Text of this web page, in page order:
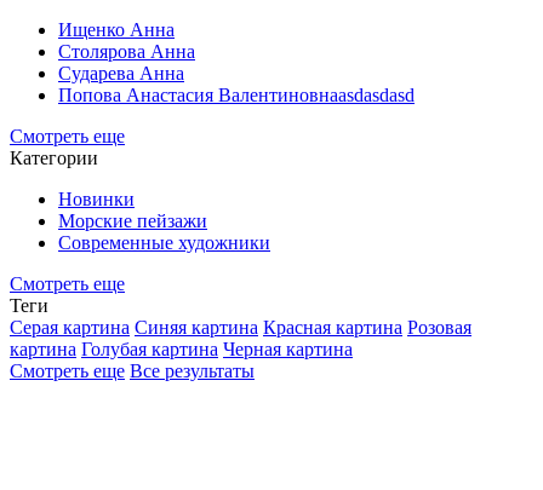
Ищенко Анна
Столярова Анна
Сударева Анна
Попова Анастасия Валентиновнаasdasdasd
Смотреть еще
Категории
Новинки
Морские пейзажи
Современные художники
Смотреть еще
Теги
Серая картина Синяя картина Красная картина Розовая
картина Голубая картина Черная картина
Смотреть еще Все результаты